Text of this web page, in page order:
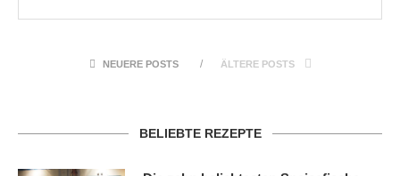
NEUERE POSTS ÄLTERE POSTS
BELIEBTE REZEPTE